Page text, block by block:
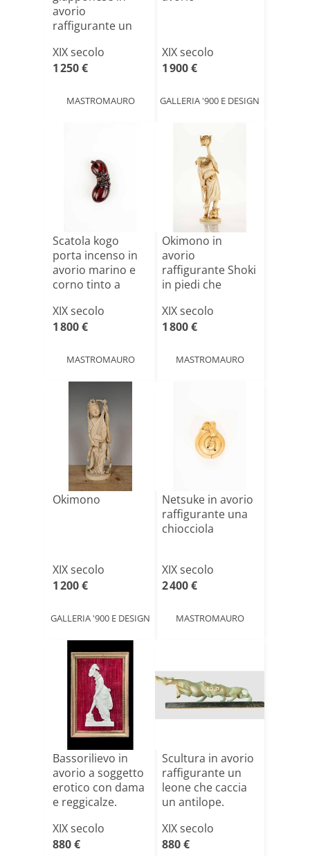
avorio
raffigurante un
XIX secolo
1 250 €
MASTROMAURO
XIX secolo
1 900 €
GALLERIA '900 E DESIGN
Scatola kogo
porta incenso in
avorio marino e
corno tinto a
XIX secolo
1 800 €
MASTROMAURO
Okimono in
avorio
raffigurante Shoki
in piedi che
XIX secolo
1 800 €
MASTROMAURO
Okimono
XIX secolo
1 200 €
GALLERIA '900 E DESIGN
Netsuke in avorio
raffigurante una
chiocciola
XIX secolo
2 400 €
MASTROMAURO
Bassorilievo in
avorio a soggetto
erotico con dama
e reggicalze.
XIX secolo
880 €
Scultura in avorio
raffigurante un
leone che caccia
un antilope.
XIX secolo
880 €